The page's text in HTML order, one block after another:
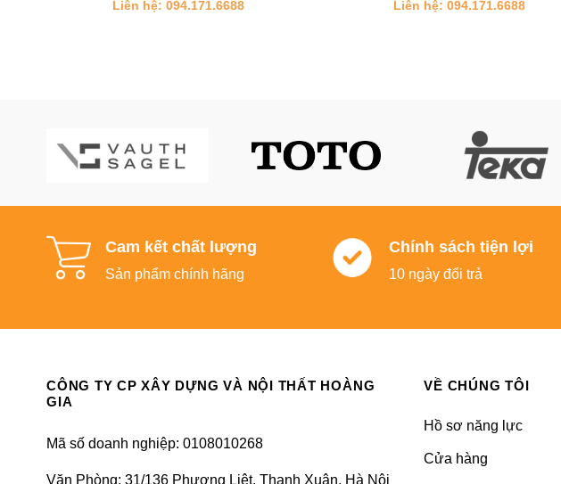
Liên hệ: 094.171.6688
Liên hệ: 094.171.6688
Cam kết chất lượng
Sản phẩm chính hãng
Chính sách tiện lợi
10 ngày đổi trả
CÔNG TY CP XÂY DỰNG VÀ NỘI THẤT HOÀNG
GIA
Mã số doanh nghiệp: 0108010268
Văn Phòng: 31/136 Phương Liệt, Thanh Xuân, Hà Nội
VỀ CHÚNG TÔI
Hồ sơ năng lực
Cửa hàng